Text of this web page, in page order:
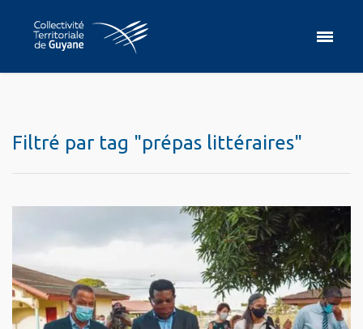
Filtré par tag "prépas littéraires"